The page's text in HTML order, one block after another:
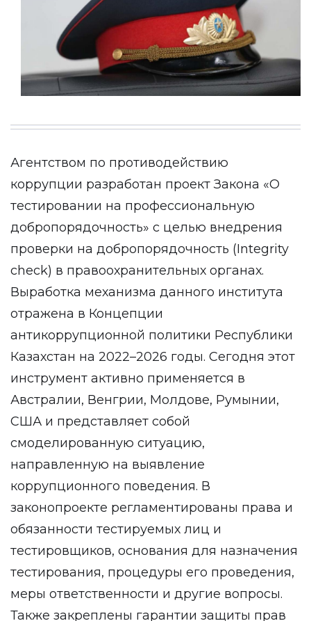
Агентством по противодействию
коррупции разработан проект Закона «О
тестировании на профессиональную
добропорядочность» с целью внедрения
проверки на добропорядочность (Integrity
check) в правоохранительных органах.
Выработка механизма данного института
отражена в Концепции
антикоррупционной политики Республики
Казахстан на 2022–2026 годы. Сегодня этот
инструмент активно применяется в
Австралии, Венгрии, Молдове, Румынии,
США и представляет собой
смоделированную ситуацию,
направленную на выявление
коррупционного поведения. В
законопроекте регламентированы права и
обязанности тестируемых лиц и
тестировщиков, основания для назначения
тестирования, процедуры его проведения,
меры ответственности и другие вопросы.
Также закреплены гарантии защиты прав